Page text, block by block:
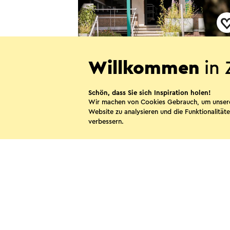
Sittard
Willkommen in
Schön, dass Sie sich Inspiration holen!
Wir machen von Cookies Gebrauch, um
Website zu analysieren und die
verbessern.